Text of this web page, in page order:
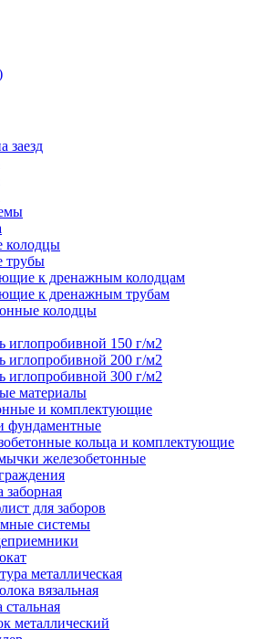
заезд
колодцы
трубы
к дренажным колодцам
к дренажным трубам
колодцы
иглопробивной 150 г/м2
иглопробивной 200 г/м2
иглопробивной 300 г/м2
материалы
и комплектующие
фундаментные
кольца и комплектующие
железобетонные
заборная
для заборов
системы
металлическая
вязальная
стальная
металлический